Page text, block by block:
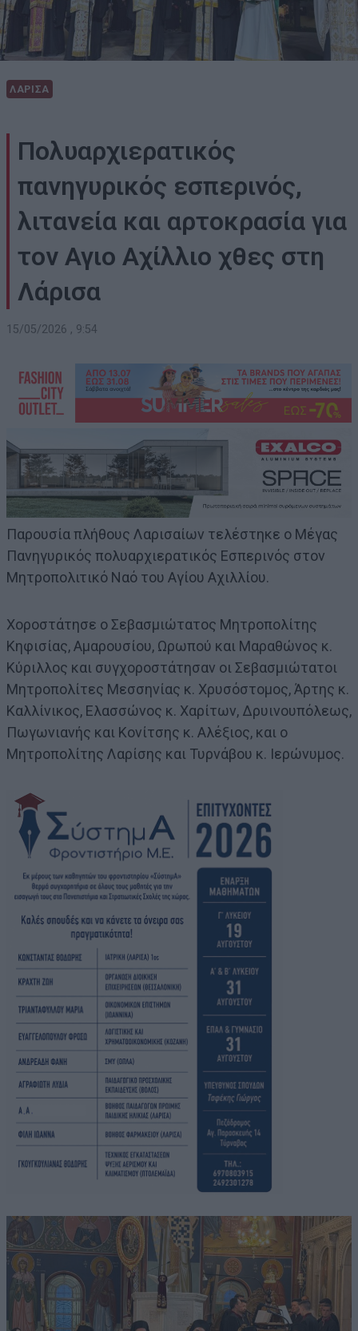
ΛΑΡΙΣΑ
Πολυαρχιερατικός
πανηγυρικός εσπερινός,
λιτανεία και αρτοκρασία για
τον Αγιο Αχίλλιο χθες στη
Λάρισα
15/05/2026 , 9:54
Παρουσία πλήθους Λαρισαίων τελέστηκε ο Μέγας
Πανηγυρικός πολυαρχιερατικός Εσπερινός στον
Μητροπολιτικό Ναό του Αγίου Αχιλλίου.
Χοροστάτησε ο Σεβασμιώτατος Μητροπολίτης
Κηφισίας, Αμαρουσίου, Ωρωπού και Μαραθώνος κ.
Κύριλλος και συγχοροστάτησαν οι Σεβασμιώτατοι
Μητροπολίτες Μεσσηνίας κ. Χρυσόστομος, Άρτης κ.
Καλλίνικος, Ελασσώνος κ. Χαρίτων, Δρυινουπόλεως,
Πωγωνιανής και Κονίτσης κ. Αλέξιος, και ο
Μητροπολίτης Λαρίσης και Τυρνάβου κ. Ιερώνυμος.